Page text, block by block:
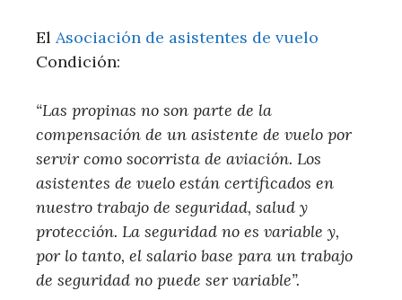
El Asociación de asistentes de vuelo
Condición:
“Las propinas no son parte de la
compensación de un asistente de vuelo por
servir como socorrista de aviación. Los
asistentes de vuelo están certificados en
nuestro trabajo de seguridad, salud y
protección. La seguridad no es variable y,
por lo tanto, el salario base para un trabajo
de seguridad no puede ser variable”.